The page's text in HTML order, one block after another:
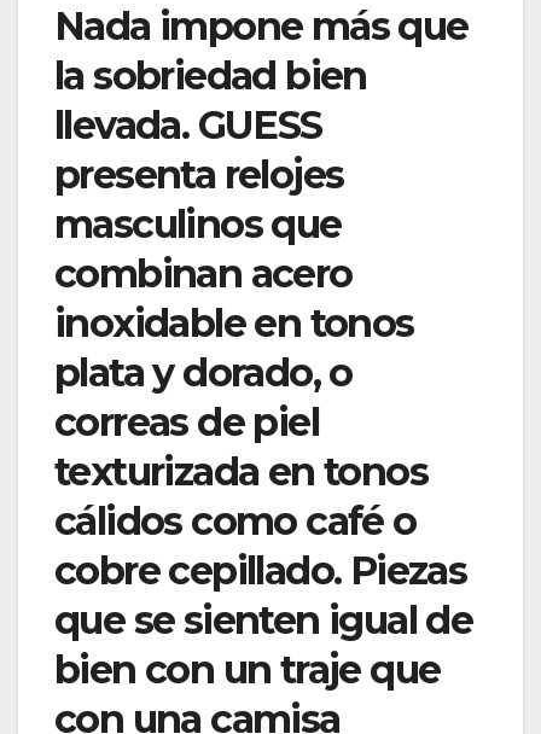
Nada impone más que
la sobriedad bien
llevada. GUESS
presenta relojes
masculinos que
combinan acero
inoxidable en tonos
plata y dorado, o
correas de piel
texturizada en tonos
cálidos como café o
cobre cepillado. Piezas
que se sienten igual de
bien con un traje que
con una camisa